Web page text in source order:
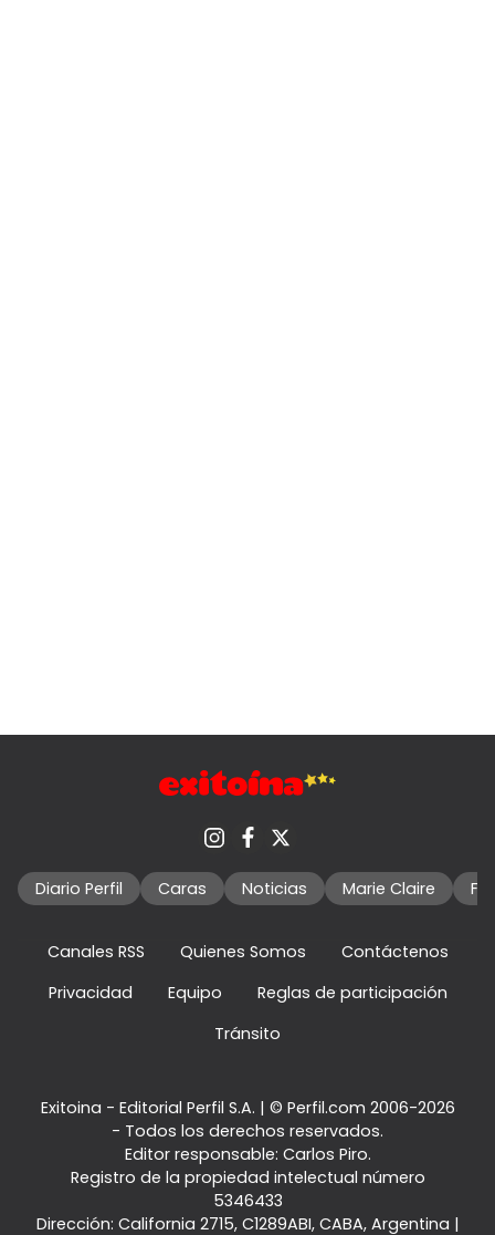
Diario Perfil Caras Noticias Marie Claire
Canales RSS Quienes Somos
Contáctenos
Privacidad
Equipo
Reglas de participación
Tránsito
Exitoina - Editorial Perfil S.A. | © Perfil.com 2006-2026
- Todos los derechos reservados.
Editor responsable: Carlos Piro.
Registro de la propiedad intelectual número
5346433
Dirección: California 2715, C1289ABI, CABA, Argentina |